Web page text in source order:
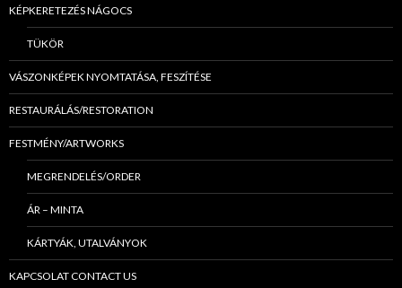
KÉPKERETEZÉS NÁGOCS
TÜKÖR
VÁSZONKÉPEK NYOMTATÁSA, FESZÍTÉSE
RESTAURÁLÁS/RESTORATION
FESTMÉNY/ARTWORKS
MEGRENDELÉS/ORDER
ÁR – MINTA
KÁRTYÁK, UTALVÁNYOK
KAPCSOLAT CONTACT US